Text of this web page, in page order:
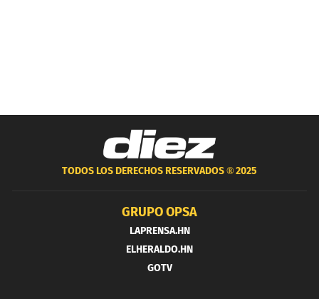
TODOS LOS DERECHOS RESERVADOS ®2025
GRUPO OPSA
LAPRENSA.HN
ELHERALDO.HN
GOTV